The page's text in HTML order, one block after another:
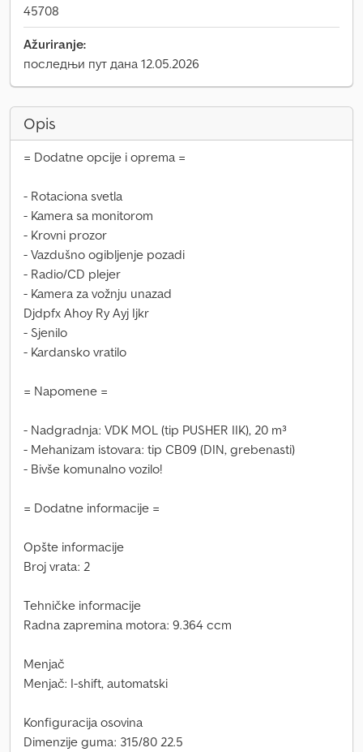
45708
Ažuriranje:
последњи пут дана 12.05.2026
Opis
= Dodatne opcije i oprema =
- Rotaciona svetla
- Kamera sa monitorom
- Krovni prozor
- Vazdušno ogibljenje pozadi
- Radio/CD plejer
- Kamera za vožnju unazad
Djdpfx Ahoy Ry Ayj Ijkr
- Sjenilo
- Kardansko vratilo
= Napomene =
- Nadgradnja: VDK MOL (tip PUSHER IIK), 20 m³
- Mehanizam istovara: tip CB09 (DIN, grebenasti)
- Bivše komunalno vozilo!
= Dodatne informacije =
Opšte informacije
Broj vrata: 2
Tehničke informacije
Radna zapremina motora: 9.364 ccm
Menjač
Menjač: I-shift, automatski
Konfiguracija osovina
Dimenzije guma: 315/80 22.5